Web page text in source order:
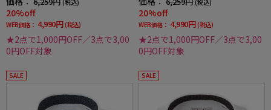
(税込)
20%off
WEB価格： 4,990円 (税込)
★2点で1,000円OFF／3点で3,00
0円OFF対象
(税込)
20%off
WEB価格： 4,990円 (税込)
★2点で1,000円OFF／3点で3,00
0円OFF対象
SALE SALE